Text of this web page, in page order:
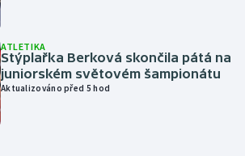
ATLETIKA
Stýplařka Berková skončila pátá na
juniorském světovém šampionátu
Aktualizováno před 5 hod